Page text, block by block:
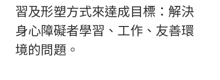
習及形塑方式來達成目標：解決
身心障礙者學習、工作、友善環
境的問題。